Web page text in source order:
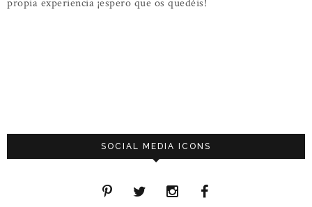
SOCIAL MEDIA ICONS